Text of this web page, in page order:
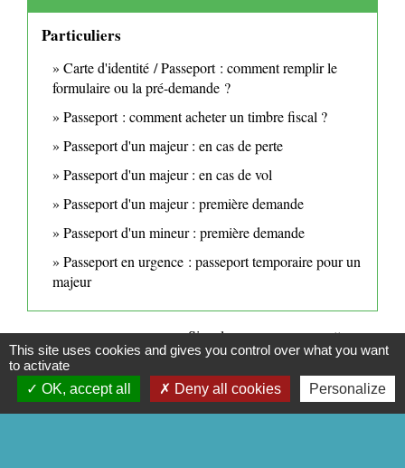
Particuliers
Carte d'identité / Passeport : comment remplir le
formulaire ou la pré-demande ?
Passeport : comment acheter un timbre fiscal ?
Passeport d'un majeur : en cas de perte
Passeport d'un majeur : en cas de vol
Passeport d'un majeur : première demande
Passeport d'un mineur : première demande
Passeport en urgence : passeport temporaire pour un
majeur
Signaler une erreur sur cette page
This site uses cookies and gives you control over what you want
to activate
OK, accept all
Deny all cookies Personalize